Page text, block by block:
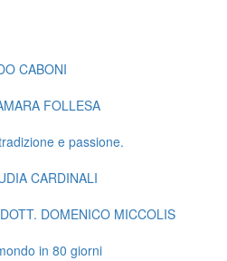
CABONI
FOLLESA
e passione.
CARDINALI
DOMENICO MICCOLIS
in 80 giorni